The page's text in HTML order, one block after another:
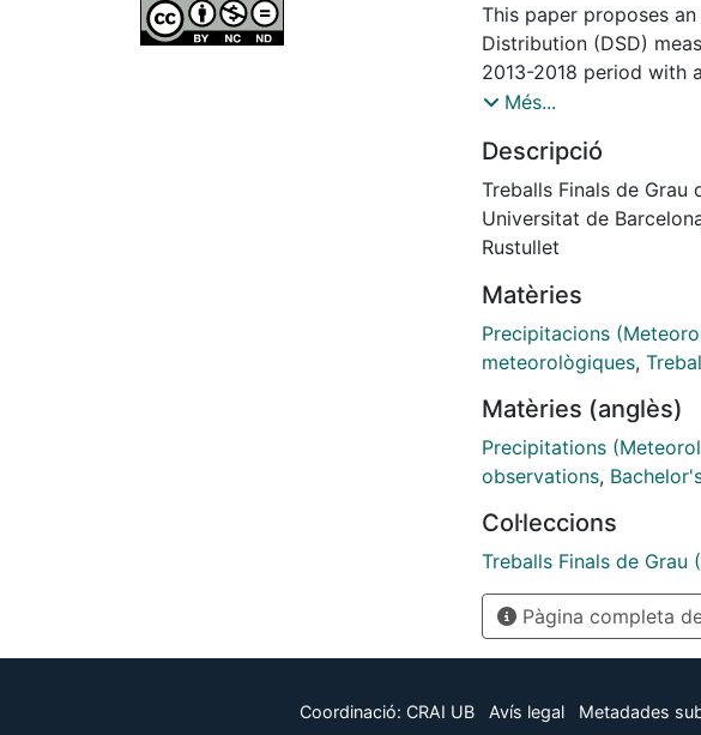
This paper proposes
Distribution (DSD)
2013-2018 period with
located at the weather
location and seasons
consequently, in the
the rainfall rate and
study is not to deduce
is a good approach the
throughout the entire
Més...
Descripció
Treballs Finals de Grau
Universitat de
Rustullet
Matèries
Precipitacions
meteorològiques,
Matèries (anglès)
Precipitations
observations,
Col·leccions
Treballs Finals de Grau
Pàgina completa
Coordinació: CRAI UB Avís legal Metadades